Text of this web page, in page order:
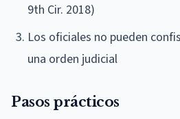
9th Cir. 2018)
Los oficiales no pueden
una orden judicial
Pasos prácticos